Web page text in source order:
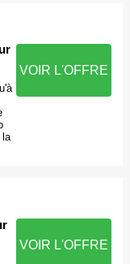
la
VOIR L'OFFRE
VOIR L'OFFRE